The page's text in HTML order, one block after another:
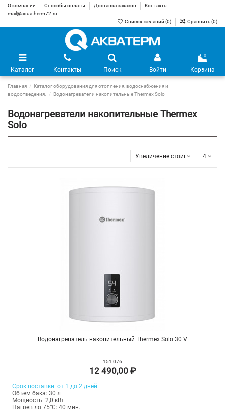
О компании Способы оплаты Доставка заказов
Контакты
mail@aquatherm72.ru
Список желаний (0) Сравнить (0)
Каталог Контакты Поиск Войти
0
Корзина
Главная
Каталог оборудования для отопления, водоснабжения и
водоотведения.
Водонагреватели накопительные Thermex Solo
Водонагреватели накопительные Thermex
Solo
Увеличение стоимости 4
Водонагреватель накопительный Thermex Solo 30 V
151 076
12 490,00 ₽
Срок поставки: от 1 до 2 дней
Объем бака: 30 л
Мощность: 2,0 кВт
Нагрев до 75°С: 40 мин.